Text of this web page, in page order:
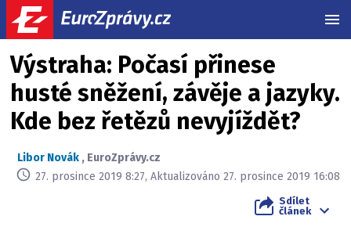
Výstraha: Počasí přinese
husté sněžení, závěje a jazyky.
Kde bez řetězů nevyjíždět?
Libor Novák , EuroZprávy.cz
27. prosince 2019 8:27, Aktualizováno 27. prosince 2019 16:08
Sdílet
článek